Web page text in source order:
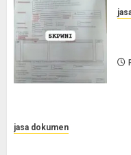
jasa dokumen